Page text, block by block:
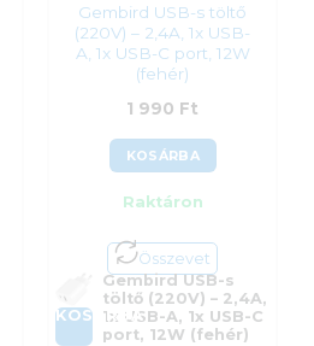
Gembird USB-s töltő
(220V) – 2,4A, 1x USB-
A, 1x USB-C port, 12W
(fehér)
1 990 Ft
KOSÁRBA
Raktáron
Összevet
KOSÁRBA
Gembird USB-s
töltő (220V) – 2,4A,
1x USB-A, 1x USB-C
port, 12W (fehér)